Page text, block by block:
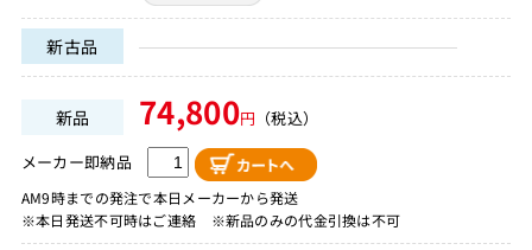
新古品
新品 74,800円 （税込）
メーカー即納品
AM9時までの発注で本日メーカーから発送
※本日発送不可時はご連絡 ※新品のみの代金引換は不可